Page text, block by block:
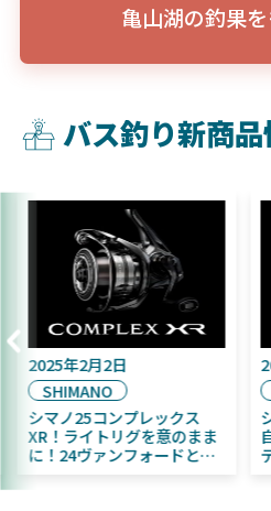
亀山湖の釣果
バス釣り新商
年9月16日
年11月発売予定！
ふく魚／ちびふく魚
ッグベイト初心者にお
2025
シマ
XR！
に！